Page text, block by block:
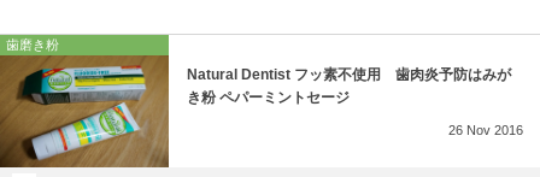
歯磨き粉
Natural Dentist フッ素不使用 歯肉炎予防はみが
き粉 ペパーミントセージ
26 Nov 2016